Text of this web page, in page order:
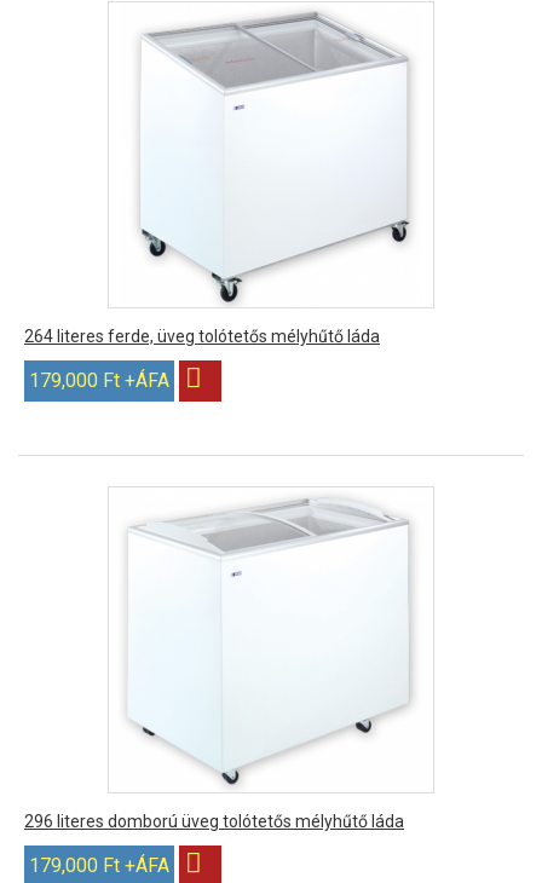
264 literes ferde, üveg tolótetős mélyhűtő láda
179,000 Ft +ÁFA
296 literes domború üveg tolótetős mélyhűtő láda
179,000 Ft +ÁFA